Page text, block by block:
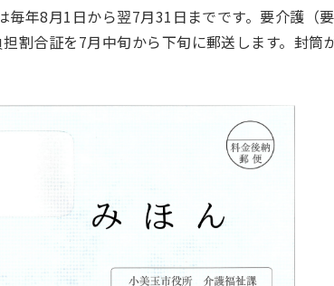
毎年8月1日から翌7月31日までです。要介護（
割合証を7月中旬から下旬に郵送します。封筒